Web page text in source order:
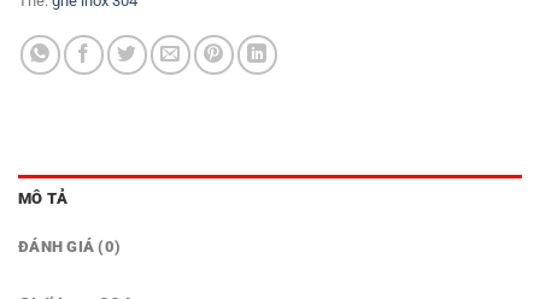
MÔ TẢ
ĐÁNH GIÁ (0)